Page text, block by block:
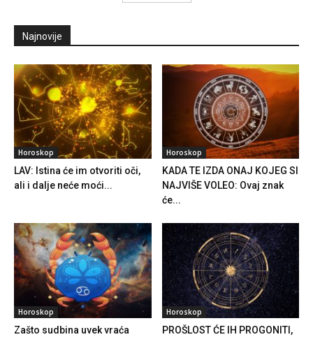
Najnovije
Horoskop
LAV: Istina će im otvoriti oči,
ali i dalje neće moći...
Horoskop
KADA TE IZDA ONAJ KOJEG SI
NAJVIŠE VOLEO: Ovaj znak
će...
Horoskop
Zašto sudbina uvek vraća
Horoskop
PROŠLOST ĆE IH PROGONITI,